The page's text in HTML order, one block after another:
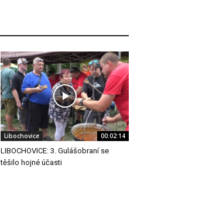
Libochovice 00:02:14
LIBOCHOVICE: 3. Gulášobraní se
těšilo hojné účasti